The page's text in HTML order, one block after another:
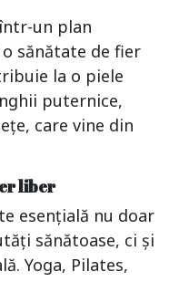
un plan
sănătate de fier
la o piele
puternice,
care vine din
liber
esențială nu doar
sănătoase, ci și
Yoga, Pilates,